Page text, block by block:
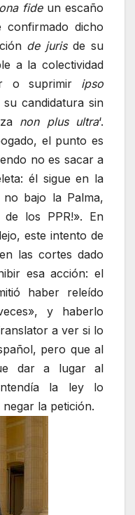
fideun escaño
dicho
de jurisde su
a la colectividad
o suprimir ipso
candidatura sin
non plus ultra‘.
el punto es
no es sacar a
él sigue en la
no bajo la Palma,
los PPR!». En
este intento de
las cortes dado
esa acción: el
haber releído
y haberlo
a ver si lo
pero que al
dar a lugar al
la ley lo
la petición.